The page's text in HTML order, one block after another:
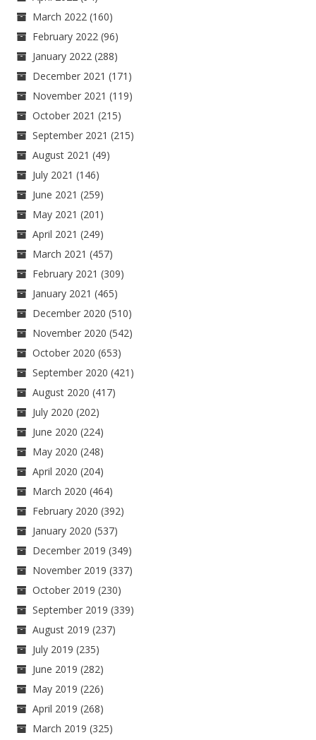
March 2022 (160)
February 2022 (96)
January 2022 (288)
December 2021 (171)
November 2021 (119)
October 2021 (215)
September 2021 (215)
August 2021 (49)
July 2021 (146)
June 2021 (259)
May 2021 (201)
April 2021 (249)
March 2021 (457)
February 2021 (309)
January 2021 (465)
December 2020 (510)
November 2020 (542)
October 2020 (653)
September 2020 (421)
August 2020 (417)
July 2020 (202)
June 2020 (224)
May 2020 (248)
April 2020 (204)
March 2020 (464)
February 2020 (392)
January 2020 (537)
December 2019 (349)
November 2019 (337)
October 2019 (230)
September 2019 (339)
August 2019 (237)
July 2019 (235)
June 2019 (282)
May 2019 (226)
April 2019 (268)
March 2019 (325)